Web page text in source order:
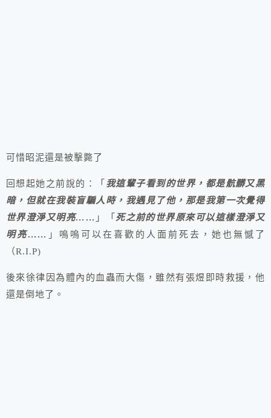
可惜昭泥還是被擊斃了
回想起她之前說的：「 我這輩子看到的世界，都是骯髒又黑
暗，但就在我裝盲騙人時，我遇見了他，那是我第一次覺得
世界澄淨又明亮…… 」「 死之前的世界原來可以這樣澄淨又
明亮…… 」嗚嗚可以在喜歡的人面前死去，她也無憾了
（R.I.P)
後來徐律因為體內的血蟲而大傷，雖然有張煜即時救援，他
還是倒地了。